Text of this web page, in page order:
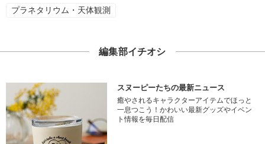
プラネタリウム・天体観測
編集部イチオシ
スヌーピーたちの最新ニュース
癒やされるキャラクターアイテムでほっと
一息つこう！かわいい最新グッズやイベン
ト情報を毎日配信